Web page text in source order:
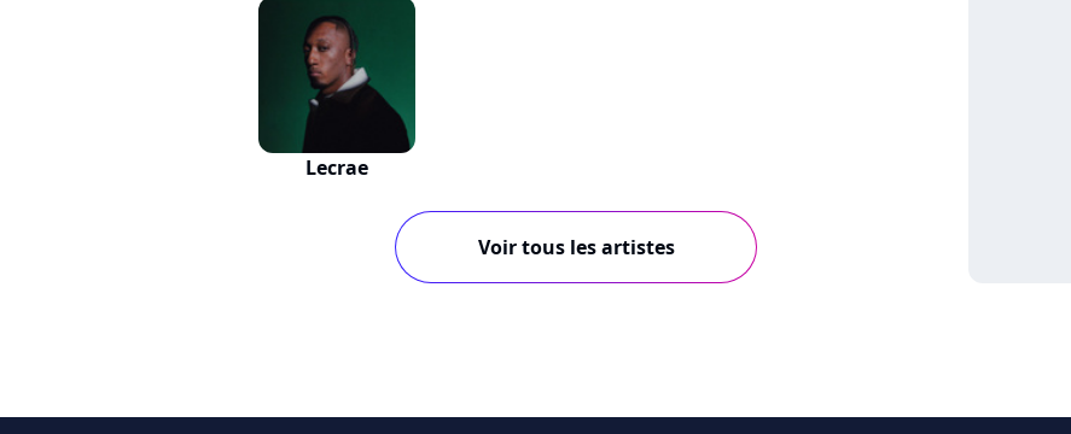
Lecrae
Voir tous les artistes